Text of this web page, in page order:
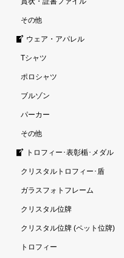
その他
ウェア・アパレル
Tシャツ
ポロシャツ
ブルゾン
パーカー
その他
トロフィー･表彰楯･メダル
クリスタルトロフィー･盾
ガラスフォトフレーム
クリスタル位牌
クリスタル位牌 (ペット位牌)
トロフィー